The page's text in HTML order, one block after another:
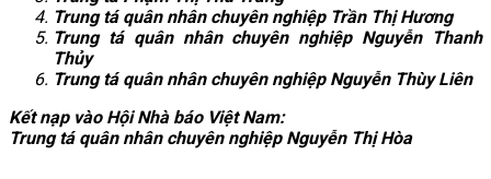
Trung tá quân nhân chuyên nghiệp Trần Thị Hương
Trung tá quân nhân chuyên nghiệp Nguyễn Thanh
Thủy
Trung tá quân nhân chuyên nghiệp Nguyễn Thùy Liên
Kết nạp vào Hội Nhà báo Việt Nam:
Trung tá quân nhân chuyên nghiệp Nguyễn Thị Hòa